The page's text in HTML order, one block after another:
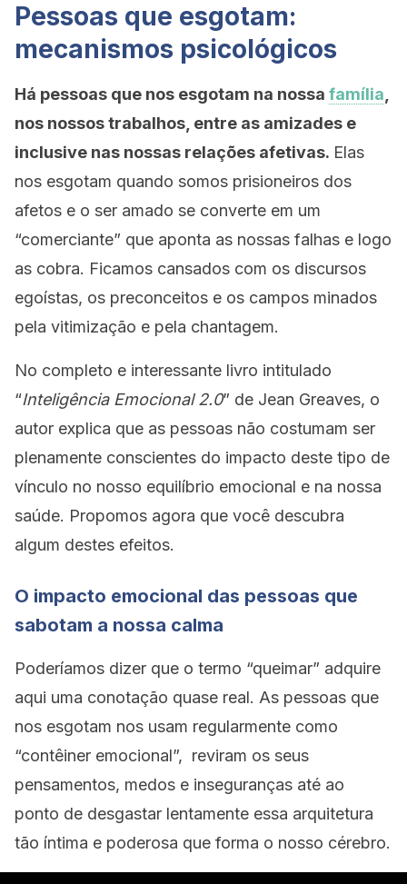
Pessoas que esgotam:
mecanismos psicológicos
Há pessoas que nos esgotam na nossa família
nos nossos trabalhos, entre as amizades e
inclusive nas nossas relações afetivas. Elas
nos esgotam quando somos prisioneiros dos
afetos e o ser amado se converte em um
“comerciante” que aponta as nossas falhas e logo
as cobra. Ficamos cansados com os discursos
egoístas, os preconceitos e os campos minados
pela vitimização e pela chantagem.
No completo e interessante livro intitulado
“Inteligência Emocional 2.0” de Jean Greaves, o
autor explica que as pessoas não costumam ser
plenamente conscientes do impacto deste tipo de
vínculo no nosso equilíbrio emocional e na nossa
saúde. Propomos agora que você descubra
algum destes efeitos.
O impacto emocional das pessoas que
sabotam a nossa calma
Poderíamos dizer que o termo “queimar” adquire
aqui uma conotação quase real. As pessoas que
nos esgotam nos usam regularmente como
“contêiner emocional”, reviram os seus
pensamentos, medos e inseguranças até ao
ponto de desgastar lentamente essa arquitetura
tão íntima e poderosa que forma o nosso cérebro.